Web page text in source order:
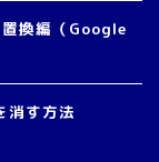
換編（Google
消す方法